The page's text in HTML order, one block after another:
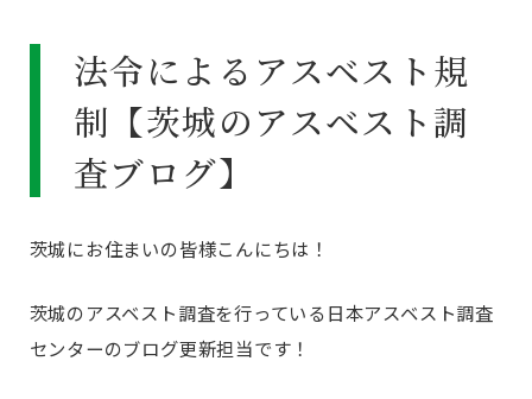
法令によるアスベスト規
制【茨城のアスベスト調
査ブログ】
茨城にお住まいの皆様こんにちは！
茨城のアスベスト調査を行っている日本アスベスト調査
センターのブログ更新担当です！